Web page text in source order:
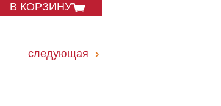
В КОРЗИНУ
следующая